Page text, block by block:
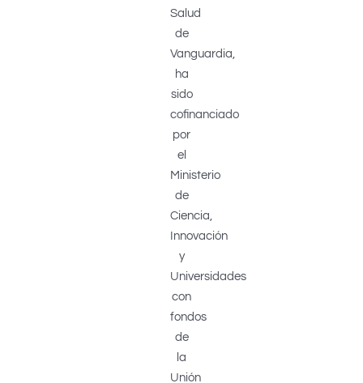
Salud
de
Vanguardia,
ha
sido
cofinanciado
por
el
Ministerio
de
Ciencia,
Innovación
y
Universidades
con
fondos
de
la
Unión